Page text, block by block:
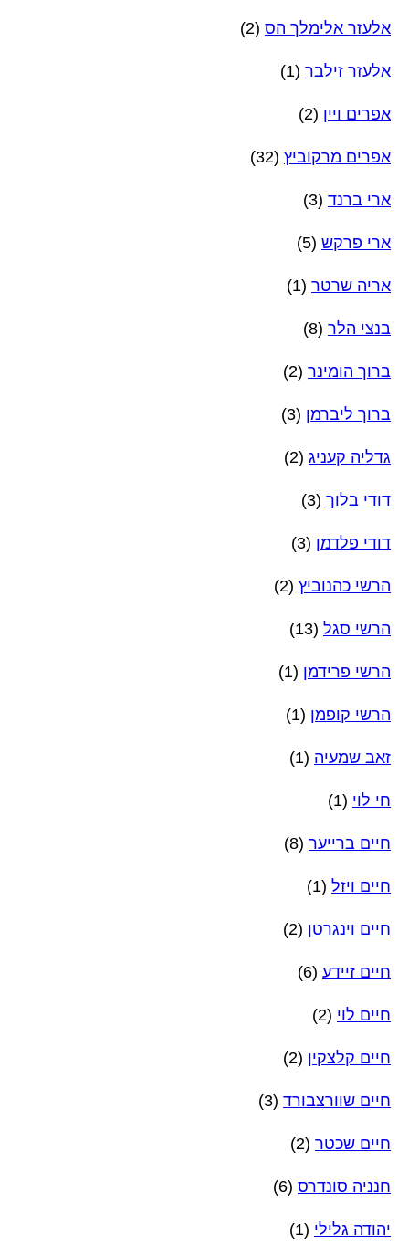
אלעזר אלימלך הס (2)
אלעזר זילבר (1)
אפרים ויין (2)
אפרים מרקוביץ (32)
ארי ברנד (3)
ארי פרקש (5)
אריה שרטר (1)
בנצי הלר (8)
ברוך הומינר (2)
ברוך ליברמן (3)
גדליה קעניג (2)
דודי בלוך (3)
דודי פלדמן (3)
הרשי כהנוביץ (2)
הרשי סגל (13)
הרשי פרידמן (1)
הרשי קופמן (1)
זאב שמעיה (1)
חי לוי (1)
חיים ברייער (8)
חיים ויזל (1)
חיים וינגרטן (2)
חיים זיידע (6)
חיים לוי (2)
חיים קלצקין (2)
חיים שוורצבורד (3)
חיים שכטר (2)
חנניה סונדרס (6)
יהודה גלילי (1)